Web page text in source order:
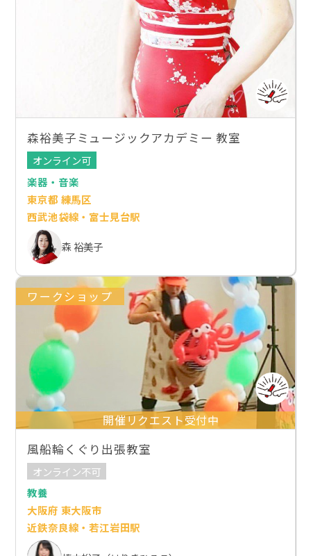
森裕美子ミュージックアカデミー 教室
オンライン可
楽器・音楽
東京都 練馬区
西武池袋線・富士見台駅
森 裕美子
ワークショップ
開催リクエスト受付中
風船輪くぐり出張教室
オンライン不可
教養
大阪府 東大阪市
近鉄奈良線・若江岩田駅